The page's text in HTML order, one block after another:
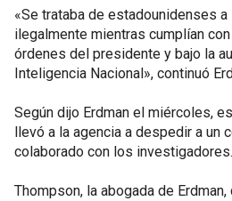
«Se trataba de estadounidenses
ilegalmente mientras cumplían
órdenes del presidente y bajo la
Inteligencia Nacional», continuó
Según dijo Erdman el miércoles,
llevó a la agencia a despedir a un
colaborado con los investigadores.
Thompson, la abogada de